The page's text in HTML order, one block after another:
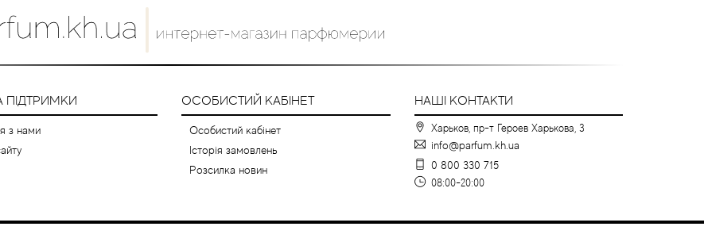
з нами
ОСОБИСТИЙ КАБІНЕТ
Особистий кабінет
Історія замовлень
Розсилка новин
НАШІ КОНТАКТИ
Харьков, пр-т Героев Харькова, 3
info@parfum.kh.ua
0 800 330 715
08:00-20:00